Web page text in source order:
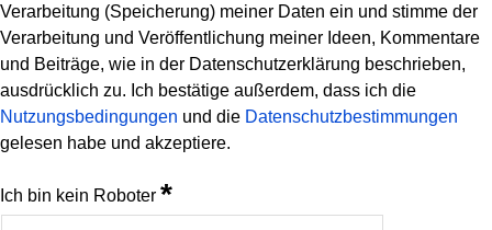
Verarbeitung (Speicherung) meiner Daten ein und stimme der
Verarbeitung und Veröffentlichung meiner Ideen, Kommentare
und Beiträge, wie in der Datenschutzerklärung beschrieben,
ausdrücklich zu. Ich bestätige außerdem, dass ich die
Nutzungsbedingungen und die Datenschutzbestimmungen
gelesen habe und akzeptiere.
Ich bin kein Roboter *